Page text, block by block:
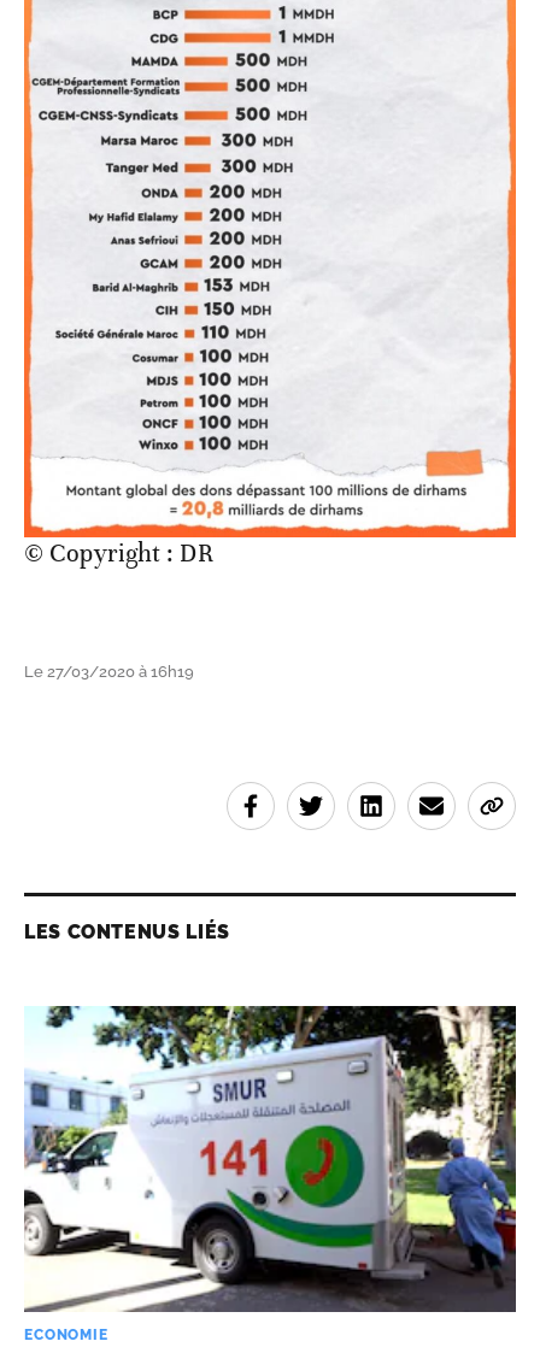
© Copyright : DR
Le 27/03/2020 à 16h19
LES CONTENUS LIÉS
ECONOMIE